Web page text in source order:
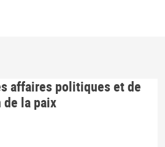
affaires politiques et de
la paix